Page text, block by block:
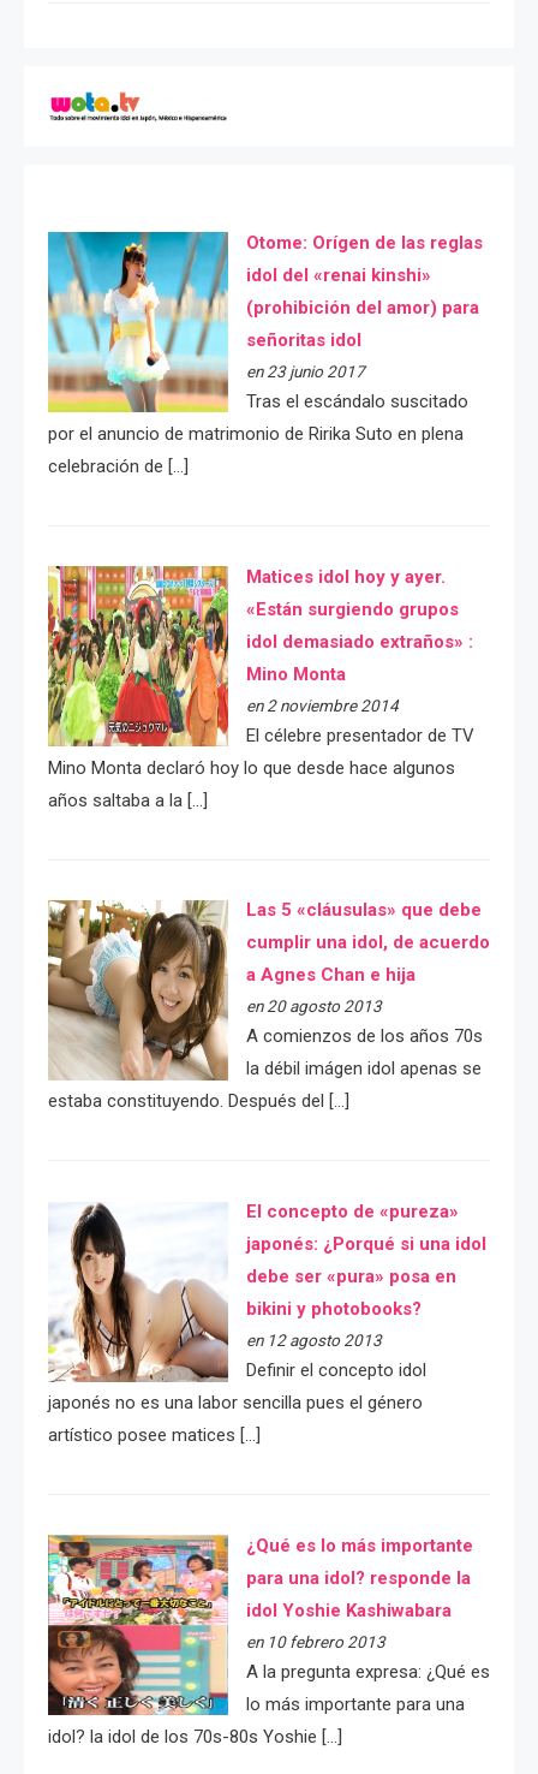
Otome: Orígen de las reglas
idol del «renai kinshi»
(prohibición del amor) para
señoritas idol
en 23 junio 2017
Tras el escándalo suscitado
por el anuncio de matrimonio de Ririka Suto en plena
celebración de […]
Matices idol hoy y ayer.
«Están surgiendo grupos
idol demasiado extraños» :
Mino Monta
en 2 noviembre 2014
El célebre presentador de TV
Mino Monta declaró hoy lo que desde hace algunos
años saltaba a la […]
Las 5 «cláusulas» que debe
cumplir una idol, de acuerdo
a Agnes Chan e hija
en 20 agosto 2013
A comienzos de los años 70s
la débil imágen idol apenas se
estaba constituyendo. Después del […]
El concepto de «pureza»
japonés: ¿Porqué si una idol
debe ser «pura» posa en
bikini y photobooks?
en 12 agosto 2013
Definir el concepto idol
japonés no es una labor sencilla pues el género
artístico posee matices […]
¿Qué es lo más importante
para una idol? responde la
idol Yoshie Kashiwabara
en 10 febrero 2013
A la pregunta expresa: ¿Qué es
lo más importante para una
idol? la idol de los 70s-80s Yoshie […]